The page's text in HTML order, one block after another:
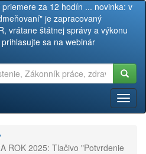
za 12 hodín ... novinka: v
je zapracovaný
vrátane štátnej správy a výkonu
sa na webinár
ROK 2025: Tlačivo "Potvrdenie